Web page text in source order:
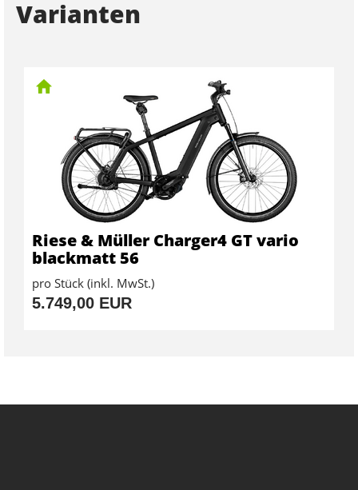
Varianten
Riese & Müller Charger4 GT vario
blackmatt 56
pro Stück (inkl. MwSt.)
5.749,00 EUR